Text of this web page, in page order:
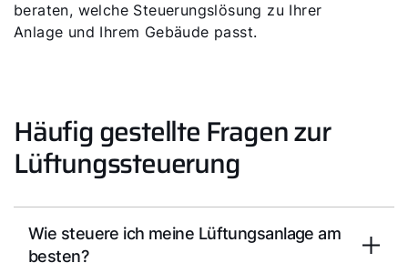
beraten, welche Steuerungslösung zu Ihrer
Anlage und Ihrem Gebäude passt.
Häufig gestellte Fragen zur
Lüftungssteuerung
Wie steuere ich meine Lüftungsanlage am
besten?